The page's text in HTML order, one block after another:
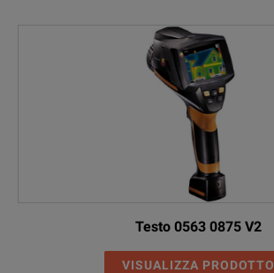
Testo 0563 0875 V2
VISUALIZZA PRODOTTO